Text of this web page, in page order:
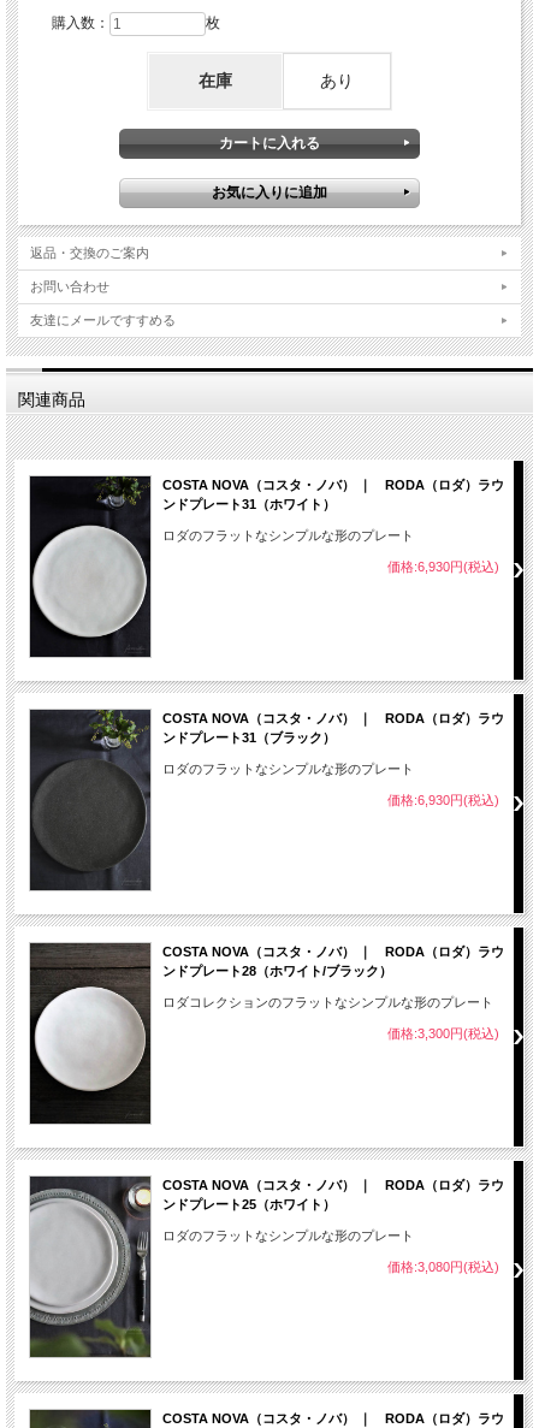
購入数： 枚
在庫 あり
返品・交換のご案内
お問い合わせ
友達にメールですすめる
関連商品
COSTA NOVA（コスタ・ノバ） ｜ RODA（ロダ）ラウ
ンドプレート31（ホワイト）
ロダのフラットなシンプルな形のプレート
価格:6,930円(税込)
COSTA NOVA（コスタ・ノバ） ｜ RODA（ロダ）ラウ
ンドプレート31（ブラック）
ロダのフラットなシンプルな形のプレート
価格:6,930円(税込)
COSTA NOVA（コスタ・ノバ） ｜ RODA（ロダ）ラウ
ンドプレート28（ホワイト/ブラック）
ロダコレクションのフラットなシンプルな形のプレート
価格:3,300円(税込)
COSTA NOVA（コスタ・ノバ） ｜ RODA（ロダ）ラウ
ンドプレート25（ホワイト）
ロダのフラットなシンプルな形のプレート
価格:3,080円(税込)
COSTA NOVA（コスタ・ノバ） ｜ RODA（ロダ）ラウ